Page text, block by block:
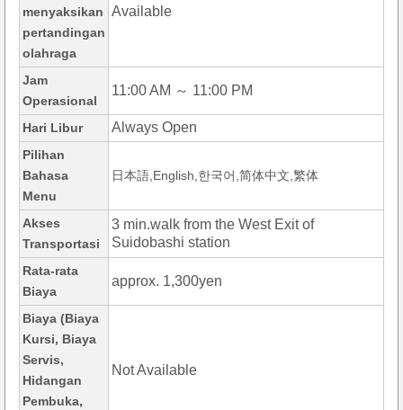
menyaksikan
pertandingan
olahraga
Available
Jam
Operasional
11:00 AM ～ 11:00 PM
Hari Libur Always Open
Pilihan
Bahasa
Menu
日本語,English,한국어,简体中文,繁体
Akses
Transportasi
3 min.walk from the West Exit of
Suidobashi station
Rata-rata
Biaya
approx. 1,300yen
Biaya (Biaya
Kursi, Biaya
Servis,
Hidangan
Pembuka,
Not Available